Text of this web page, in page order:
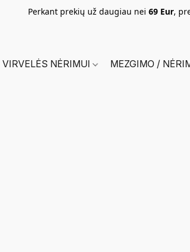
Perkant prekių už daugiau nei 69 Eur,
VIRVELĖS NĖRIMUI MEZGIMO /